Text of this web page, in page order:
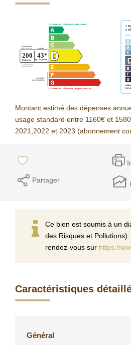
Montant estimé des dépenses
usage standard entre 1160€ et
2021,2022 et 2023 (abonnement
Partager
Ce bien est soumis à un
des Risques et
rendez-vous sur https://
Caractéristiques
Général